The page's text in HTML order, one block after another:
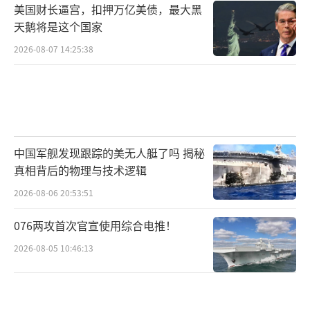
月18日于沙特阿拉伯展开直接会谈，欧洲国家
及乌克兰均未被邀请。
进一步指出，美国国务卿鲁比奥此前曾表示，
如果谈判取得进展，乌克兰和欧洲国家“最
终”会被邀请参与“真正的和平进程”。但目
前，美俄似乎更倾向于先行达成初步框架，再
考虑让欧洲和乌克兰介入。
《纽约时报》援引德国议员罗特根的观点
称，美国政府的政策正在发生根本性转
美国财长逼宫，扣押万亿美债，最大黑
天鹅将是这个国家
2026-08-07 14:25:38
中国军舰发现跟踪的美无人艇了吗 揭秘
真相背后的物理与技术逻辑
2026-08-06 20:53:51
076两攻首次官宣使用综合电推！
2026-08-05 10:46:13